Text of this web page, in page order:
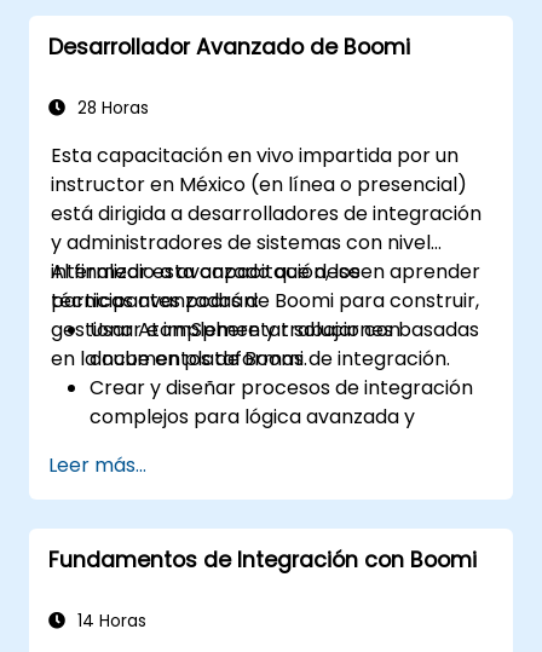
Desarrollador Avanzado de Boomi
28 Horas
Esta capacitación en vivo impartida por un
instructor en México (en línea o presencial)
está dirigida a desarrolladores de integración
y administradores de sistemas con nivel
intermedio a avanzado que deseen aprender
técnicas avanzadas de Boomi para construir,
gestionar e implementar soluciones basadas
en la nube en plataformas de integración.
Al finalizar esta capacitación, los
participantes podrán:
Usar AtomSphere y trabajar con
documentos de Boomi.
Crear y diseñar procesos de integración
complejos para lógica avanzada y
Gestionar el despliegue de procesos de
integración, registros e informes.
Capturar y manejar errores.
Aplicar mejores prácticas y técnicas para
Leer más...
Fundamentos de Integración con Boomi
14 Horas